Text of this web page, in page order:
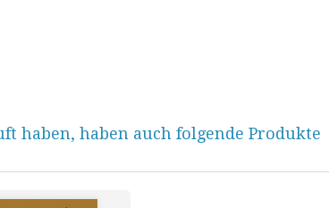
haben, haben auch folgende Produkte